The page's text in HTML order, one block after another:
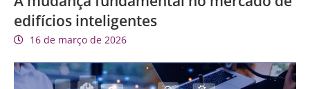
edifícios inteligentes
16 de março de 2026